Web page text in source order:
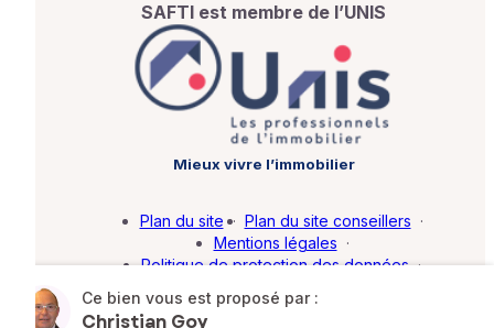
Ce bien vous est proposé par :
Christian Goy
SAFTI est membre de l’UNIS
Mieux vivre l’immobilier
Plan du site · Plan du site conseillers ·
Mentions légales ·
Politique de protection des données ·